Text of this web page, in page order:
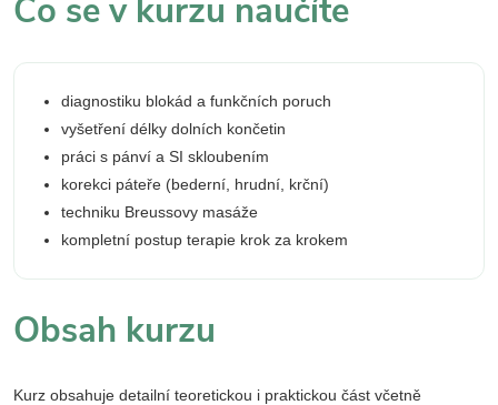
Co se v kurzu naučíte
diagnostiku blokád a funkčních poruch
vyšetření délky dolních končetin
práci s pánví a SI skloubením
korekci páteře (bederní, hrudní, krční)
techniku Breussovy masáže
kompletní postup terapie krok za krokem
Obsah kurzu
Kurz obsahuje detailní teoretickou i praktickou část včetně